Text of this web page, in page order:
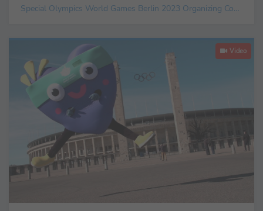
Special Olympics World Games Berlin 2023 Organizing Committee gGmbH
Video